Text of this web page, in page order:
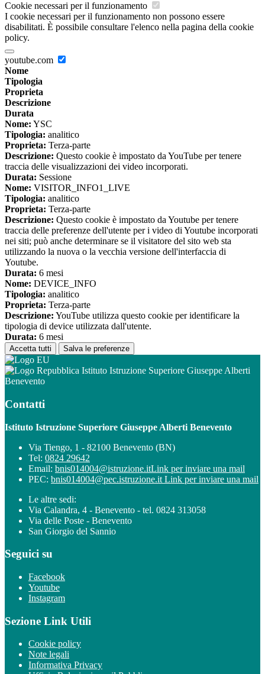
Cookie necessari per il funzionamento
I cookie necessari per il funzionamento non possono essere
disabilitati. È possibile consultare l'elenco nella pagina della cookie
policy.
youtube.com
Nome
Tipologia
Proprieta
Descrizione
Durata
Nome: YSC
Tipologia: analitico
Proprieta: Terza-parte
Descrizione: Questo cookie è impostato da YouTube per tenere
traccia delle visualizzazioni dei video incorporati.
Durata: Sessione
Nome: VISITOR_INFO1_LIVE
Tipologia: analitico
Proprieta: Terza-parte
Descrizione: Questo cookie è impostato da Youtube per tenere
traccia delle preferenze dell'utente per i video di Youtube incorporati
nei siti; può anche determinare se il visitatore del sito web sta
utilizzando la nuova o la vecchia versione dell'interfaccia di
Youtube.
Durata: 6 mesi
Nome: DEVICE_INFO
Tipologia: analitico
Proprieta: Terza-parte
Descrizione: YouTube utilizza questo cookie per identificare la
tipologia di device utilizzata dall'utente.
Durata: 6 mesi
Accetta tutti Salva le preferenze
Istituto Istruzione Superiore Giuseppe Alberti
Benevento
Contatti
Istituto Istruzione Superiore Giuseppe Alberti Benevento
Via Tiengo, 1 - 82100 Benevento (BN)
Tel: 0824 29642
Email: bnis014004@istruzione.itLink per inviare una mail
PEC: bnis014004@pec.istruzione.it Link per inviare una mail
Le altre sedi:
Via Calandra, 4 - Benevento - tel. 0824 313058
Via delle Poste - Benevento
San Giorgio del Sannio
Seguici su
Facebook
Youtube
Instagram
Sezione Link Utili
Cookie policy
Note legali
Informativa Privacy